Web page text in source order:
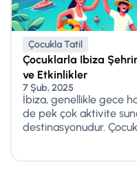
Çocukla Tatil
Çocuklarla Ibiza
ve Etkinlikler
7 Şub, 2025
İbiza, genellikle gece
de pek çok aktivite
destinasyonudur.